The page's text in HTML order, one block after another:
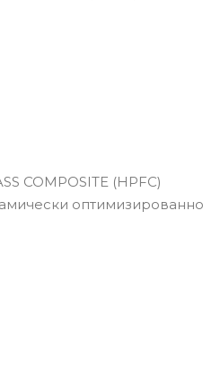
COMPOSITE (HPFC)